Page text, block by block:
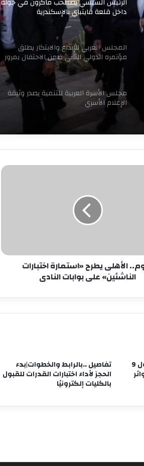
داخل قلعة قايتباي بالإسكندرية
المجلس العربي للإبداع والابتكار يطلق
مؤتمره الدولي الثاني ضمن الاحتفال بمرور
16 عاما للتنمية المستدامة
مجلس الأسرة العربية للتنمية يصدر وثيقة
الإعلام الأسري
7 سبتمبر.. حفل توقيع ومناقشة كتاب
“قبل المأذون” للدكتورة آمال إبراهيم
ابو عقيل والحمزاوي يهنئان رافت السمان
طاقة نور تعاون جديد بين بإيدي مصرية
وعملوها ازاي
من التعليم تبدأ الثورة.. ومن الفيوم نُطلق
أول مدرسة لصناعة غذاء المستقبل
مجدى البدوي: زيارة ماكرون لمصر تعد
الأهلى يطرح «استمارة اختبارات
الناشئين» على بوابات النادى
الإدارية العليا تقضي بعدم قبول 9 تفاصيل ..بالرابط والخطوات|بدء
الحجز لأداء اختبارات القدرات للقبول
بالكليات إلكترونيًا